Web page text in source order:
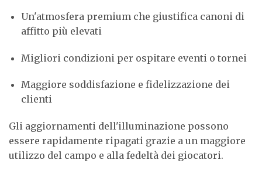
Un'atmosfera premium che giustifica canoni di
affitto più elevati
Migliori condizioni per ospitare eventi o tornei
Maggiore soddisfazione e fidelizzazione dei
clienti
Gli aggiornamenti dell'illuminazione possono
essere rapidamente ripagati grazie a un maggiore
utilizzo del campo e alla fedeltà dei giocatori.